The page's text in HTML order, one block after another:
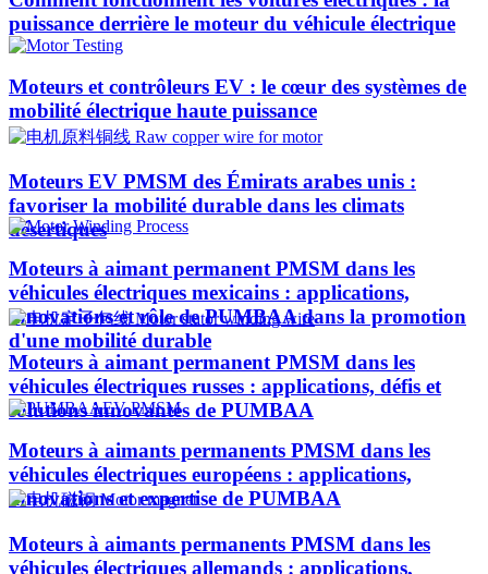
puissance derrière le moteur du véhicule électrique
Moteurs et contrôleurs EV : le cœur des systèmes de
mobilité électrique haute puissance
Moteurs EV PMSM des Émirats arabes unis :
favoriser la mobilité durable dans les climats
désertiques
Moteurs à aimant permanent PMSM dans les
véhicules électriques mexicains : applications,
innovations et rôle de PUMBAA dans la promotion
d'une mobilité durable
Moteurs à aimant permanent PMSM dans les
véhicules électriques russes : applications, défis et
solutions innovantes de PUMBAA
Moteurs à aimants permanents PMSM dans les
véhicules électriques européens : applications,
innovations et expertise de PUMBAA
Moteurs à aimants permanents PMSM dans les
véhicules électriques allemands : applications,